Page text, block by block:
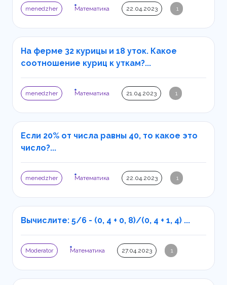
menedzher Математика 22.04.2023 1
На ферме 32 курицы и 18 уток. Какое
соотношение куриц к уткам?...
menedzher Математика 21.04.2023 1
Если 20% от числа равны 40, то какое это
число?...
menedzher Математика 22.04.2023 1
Вычислите: 5/6 - (0, 4 + 0, 8)/(0, 4 + 1, 4) ...
Moderator Математика 27.04.2023 1